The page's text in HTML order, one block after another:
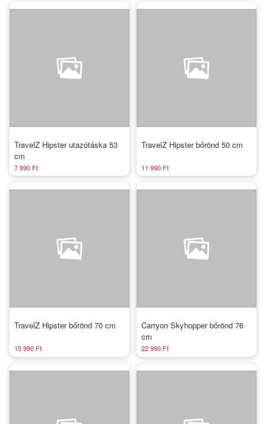
TravelZ Hipster utazótáska 53
cm
7 990 Ft
TravelZ Hipster bőrönd 50 cm
11 990 Ft
TravelZ Hipster bőrönd 70 cm
15 990 Ft
Carryon Skyhopper bőrönd 76
cm
22 990 Ft